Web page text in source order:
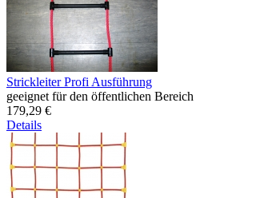
Strickleiter Profi Ausführung
geeignet für den öffentlichen Bereich
179,29 €
Details